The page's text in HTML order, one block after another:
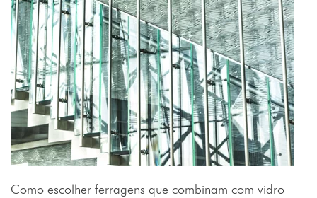
Como escolher ferragens que combinam com vidro